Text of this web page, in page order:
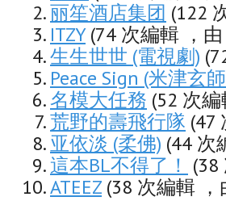
丽笙酒店集团 (122
ITZY (74 次編輯 ，
生生世世 (電視劇)
Peace Sign (米津玄
名模大任務 (52 次
荒野的壽飛行隊 (47
亚依淡 (柔佛) (44 次
這本BL不得了！ (38
ATEEZ (38 次編輯